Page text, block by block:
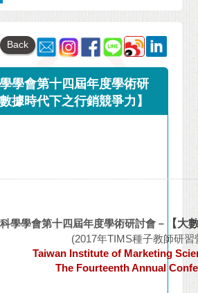
Back
學會第十四屆年度學術研
據時代下之行銷競爭力】
學學會第十四屆年度學術研討會－
【大
(2017年TIMS種子教師研習
Taiwan Institute of Marketing
The Fourteenth Annual